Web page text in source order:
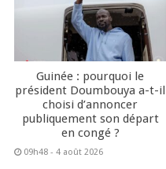
Guinée : pourquoi le
président Doumbouya a-t-il
choisi d’annoncer
publiquement son départ
en congé ?
09h48 - 4 août 2026